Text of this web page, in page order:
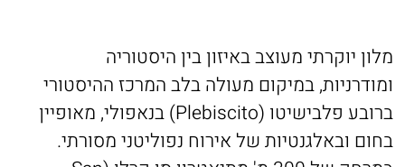
מלון יוקרתי מעוצב באיזון בין היסטוריה
ומודרניות, במיקום מעולה בלב המרכז ההיסטורי
ברובע פלבישיטו (Plebiscito) בנאפולי, מאופיין
בחום ובאלגנטיות של אירוח נפוליטני מסורתי.